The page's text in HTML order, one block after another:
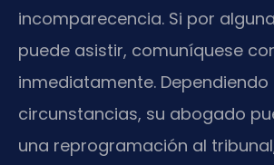
incomparecencia. Si por
puede asistir, comuníquese
inmediatamente. Dependiendo
circunstancias, su abogado
una reprogramación al